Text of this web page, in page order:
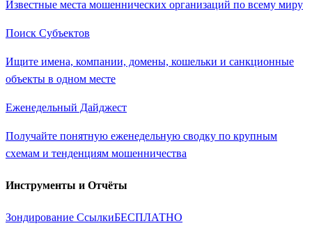
Известные места мошеннических организаций по всему миру
Поиск Субъектов
Ищите имена, компании, домены, кошельки и санкционные
объекты в одном месте
Еженедельный Дайджест
Получайте понятную еженедельную сводку по крупным
схемам и тенденциям мошенничества
Инструменты и Отчёты
Зондирование СсылкиБЕСПЛАТНО